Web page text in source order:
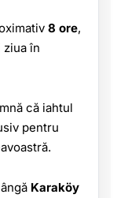
8 ore,
ziua în
că iahtul
pentru
Karaköy